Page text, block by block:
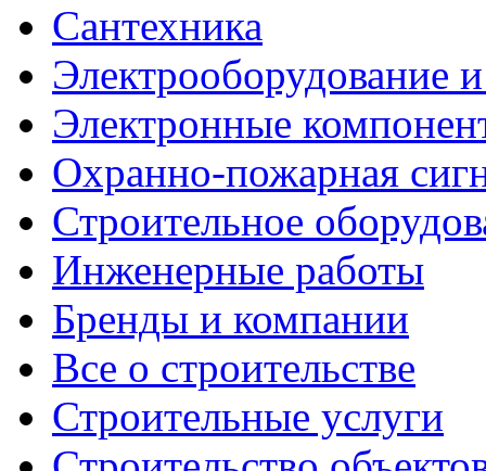
Сантехника
Электрооборудование
Электронные
Охранно-пожарная
Строительное
Инженерные работы
Бренды и компании
Все о строительстве
Строительные услуги